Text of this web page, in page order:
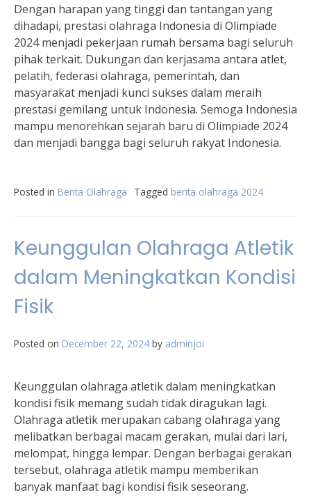
Dengan harapan yang tinggi dan tantangan yang
dihadapi, prestasi olahraga Indonesia di Olimpiade
2024 menjadi pekerjaan rumah bersama bagi seluruh
pihak terkait. Dukungan dan kerjasama antara atlet,
pelatih, federasi olahraga, pemerintah, dan
masyarakat menjadi kunci sukses dalam meraih
prestasi gemilang untuk Indonesia. Semoga Indonesia
mampu menorehkan sejarah baru di Olimpiade 2024
dan menjadi bangga bagi seluruh rakyat Indonesia.
Posted in Berita Olahraga Tagged berita olahraga 2024
Keunggulan Olahraga Atletik
dalam Meningkatkan Kondisi
Fisik
Posted on December 22, 2024 by adminjoi
Keunggulan olahraga atletik dalam meningkatkan
kondisi fisik memang sudah tidak diragukan lagi.
Olahraga atletik merupakan cabang olahraga yang
melibatkan berbagai macam gerakan, mulai dari lari,
melompat, hingga lempar. Dengan berbagai gerakan
tersebut, olahraga atletik mampu memberikan
banyak manfaat bagi kondisi fisik seseorang.